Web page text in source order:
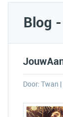
Blog
Door: Twan